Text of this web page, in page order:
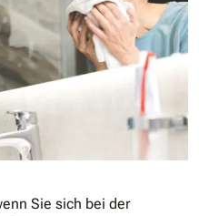
Sie sich bei der